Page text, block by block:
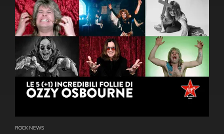
ROCK NEWS